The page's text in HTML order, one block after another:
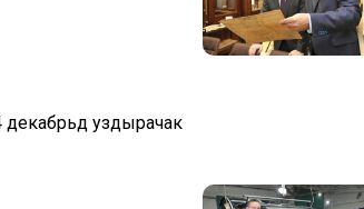
уздырачак